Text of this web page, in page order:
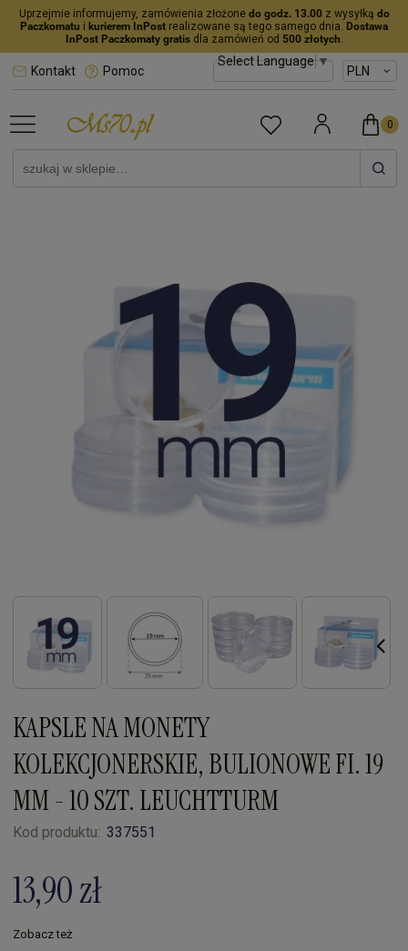
Uprzejmie informujemy, zamówienia złożone do godz. 13.00z wysyłką do
Paczkomatu i kurierem InPost realizowane są tego samego dnia. Dostawa
InPost Paczkomaty gratisdla zamówień od 500 złotych.
Select Language▼
Kontakt Pomoc
KAPSLE NA MONETY
KOLEKCJONERSKIE, BULIONOWE FI. 19
MM - 10 SZT. LEUCHTTURM
Kod produktu: 337551
13,90 zł
Zobacz też